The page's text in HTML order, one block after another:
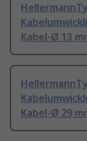
Kabel-Ø 13
Kabel-Ø 29